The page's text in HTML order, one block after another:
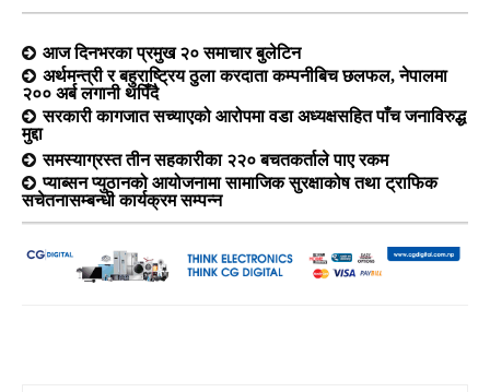
आज दिनभरका प्रमुख २० समाचार बुलेटिन
अर्थमन्त्री र बहुराष्ट्रिय ठुला करदाता कम्पनीबिच छलफल, नेपालमा
२०० अर्ब लगानी थपिँदै
सरकारी कागजात सच्याएको आरोपमा वडा अध्यक्षसहित पाँच जनाविरुद्ध
मुद्दा
समस्याग्रस्त तीन सहकारीका २२० बचतकर्ताले पाए रकम
प्याब्सन प्युठानको आयोजनामा सामाजिक सुरक्षाकोष तथा ट्राफिक
सचेतनासम्बन्धी कार्यक्रम सम्पन्न